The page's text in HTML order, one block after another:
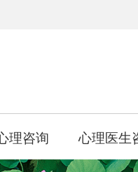
理咨询 心理医生